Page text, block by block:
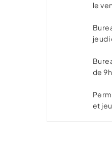
le
jeudi
de 9h
et